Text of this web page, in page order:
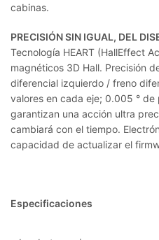
cabinas.
PRECISIÓN SIN IGUAL, DEL
Tecnología HEART (HallEffect
magnéticos 3D Hall. Precisión
diferencial izquierdo / freno
valores en cada eje; 0.005 ° de
garantizan una acción ultra
cambiará con el tiempo.
capacidad de actualizar el
Especificaciones